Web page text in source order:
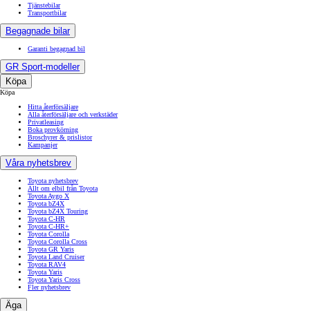
Tjänstebilar
Transportbilar
Begagnade bilar
Garanti begagnad bil
GR Sport-modeller
Köpa
Köpa
Hitta återförsäljare
Alla återförsäljare och verkstäder
Privatleasing
Boka provkörning
Broschyrer & prislistor
Kampanjer
Våra nyhetsbrev
Toyota nyhetsbrev
Allt om elbil från Toyota
Toyota Aygo X
Toyota bZ4X
Toyota bZ4X Touring
Toyota C-HR
Toyota C-HR+
Toyota Corolla
Toyota Corolla Cross
Toyota GR Yaris
Toyota Land Cruiser
Toyota RAV4
Toyota Yaris
Toyota Yaris Cross
Fler nyhetsbrev
Äga